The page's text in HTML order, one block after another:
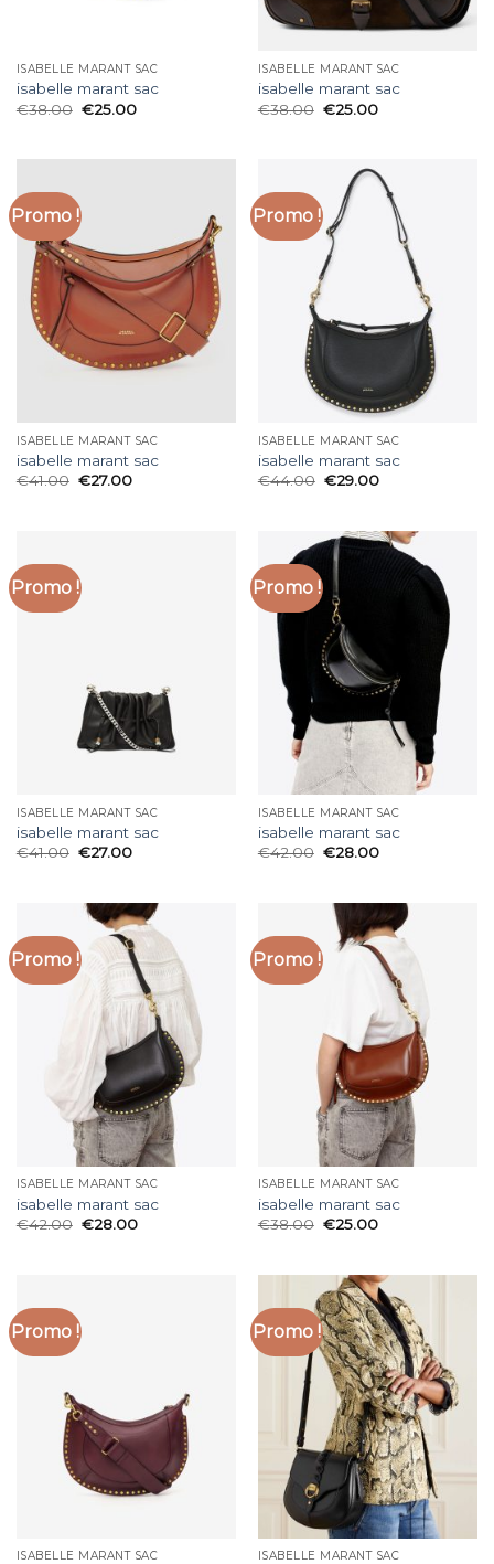
ISABELLE MARANT SAC
isabelle marant sac
€38.00 €25.00
ISABELLE MARANT SAC
isabelle marant sac
€38.00 €25.00
Promo !
ISABELLE MARANT SAC
isabelle marant sac
€41.00 €27.00
Promo !
ISABELLE MARANT SAC
isabelle marant sac
€44.00 €29.00
Promo !
ISABELLE MARANT SAC
isabelle marant sac
€41.00 €27.00
Promo !
ISABELLE MARANT SAC
isabelle marant sac
€42.00 €28.00
Promo !
ISABELLE MARANT SAC
isabelle marant sac
€42.00 €28.00
Promo !
ISABELLE MARANT SAC
isabelle marant sac
€38.00 €25.00
Promo !
ISABELLE MARANT SAC
Promo !
ISABELLE MARANT SAC